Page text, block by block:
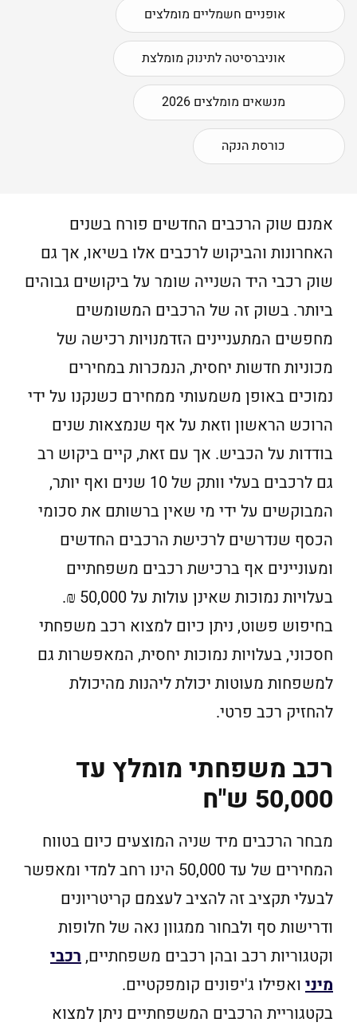
אופניים חשמליים מומלצים
אוניברסיטה לתינוק מומלצת
מנשאים מומלצים 2026
כורסת הנקה
אמנם שוק הרכבים החדשים פורח בשנים
האחרונות והביקוש לרכבים אלו בשיאו, אך גם
שוק רכבי היד השנייה שומר על ביקושים גבוהים
ביותר. בשוק זה של הרכבים המשומשים
מחפשים המתעניינים הזדמנויות רכישה של
מכוניות חדשות יחסית, הנמכרות במחירים
נמוכים באופן משמעותי ממחירם כשנקנו על ידי
הרוכש הראשון וזאת על אף שנמצאות שנים
בודדות על הכביש. אך עם זאת, קיים ביקוש רב
גם לרכבים בעלי וותק של 10 שנים ואף יותר,
המבוקשים על ידי מי שאין ברשותם את סכומי
הכסף שנדרשים לרכישת הרכבים החדשים
ומעוניינים אף ברכישת רכבים משפחתיים
בעלויות נמוכות שאינן עולות על 50,000 ₪.
בחיפוש פשוט, ניתן כיום למצוא רכב משפחתי
חסכוני, בעלויות נמוכות יחסית, המאפשרות גם
למשפחות מעוטות יכולת ליהנות מהיכולת
להחזיק רכב פרטי.
רכב משפחתי מומלץ עד
50,000 ש"ח
מבחר הרכבים מיד שניה המוצעים כיום בטווח
המחירים של עד 50,000 הינו רחב למדי ומאפשר
לבעלי תקציב זה להציב לעצמם קריטריונים
ודרישות סף ולבחור ממגוון נאה של חלופות
וקטגוריות רכב ובהן רכבים משפחתיים,רכבי
מיני ואפילו ג'יפונים קומפקטיים.
בקטגוריית הרכבים המשפחתיים ניתן למצוא